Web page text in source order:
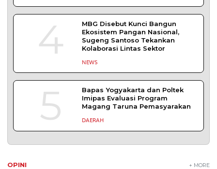
4
MBG Disebut Kunci Bangun
Ekosistem Pangan Nasional,
Sugeng Santoso Tekankan
Kolaborasi Lintas Sektor
NEWS
5
Bapas Yogyakarta dan Poltek
Imipas Evaluasi Program
Magang Taruna Pemasyarakan
DAERAH
OPINI + MORE